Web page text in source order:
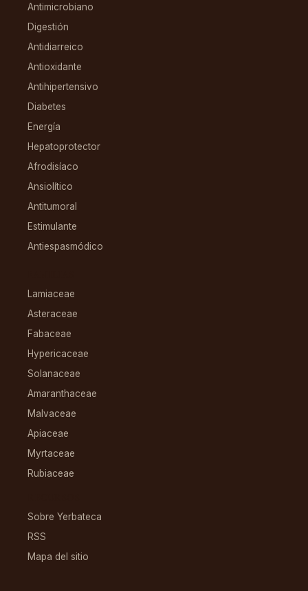
Antimicrobiano
Digestión
Antidiarreico
Antioxidante
Antihipertensivo
Diabetes
Energía
Hepatoprotector
Afrodisíaco
Ansiolítico
Antitumoral
Estimulante
Antiespasmódico
Lamiaceae
Asteraceae
Fabaceae
Hypericaceae
Solanaceae
Amaranthaceae
Malvaceae
Apiaceae
Myrtaceae
Rubiaceae
Sobre Yerbateca
RSS
Mapa del sitio